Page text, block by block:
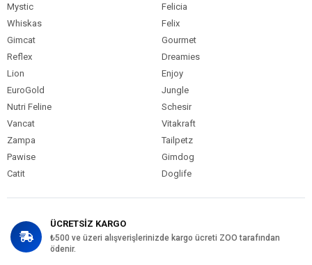
Mystic
Felicia
Whiskas
Felix
Gimcat
Gourmet
Reflex
Dreamies
Lion
Enjoy
EuroGold
Jungle
Nutri Feline
Schesir
Vancat
Vitakraft
Zampa
Tailpetz
Pawise
Gimdog
Catit
Doglife
ÜCRETSİZ KARGO
₺500 ve üzeri alışverişlerinizde kargo ücreti ZOO tarafından
ödenir.